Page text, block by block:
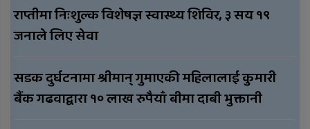
राप्तीमा निःशुल्क विशेषज्ञ स्वास्थ्य शिविर, ३ सय १९
जनाले लिए सेवा
सडक दुर्घटनामा श्रीमान् गुमाएकी महिलालाई कुमारी
बैंक गढवाद्वारा १० लाख रुपैयाँ बीमा दाबी भुक्तानी